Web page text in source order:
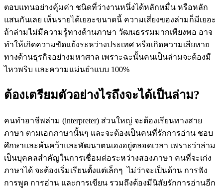
ตอบแทนอย่างคุ้มค่า ชนิดที่ว่างานหนึ่งได้หลักหมื่น หรือหลัก
แสนกันเลย เห็นรายได้เยอะขนาดนี้ ความเสี่ยงของล่ามก็มีเยอะ
ถ้าล่ามไม่มีความรู้ทางด้านภาษา วัฒนธรรมมากเพียงพอ อาจ
ทำให้เกิดความขัดแย้งระหว่างประเทศ หรือเกิดความเสียหาย
ทางด้านธุรกิจอย่างมหาศาล เพราะฉะนั้นคนเป็นล่ามจะต้องมี
ไหวพริบ และความแม่นยำแบบ 100%
ต้องเตรียมตัวอย่างไรถึงจะได้เป็นล่าม?
คนทำอาชีพล่าม (interpreter) ส่วนใหญ่ จะต้องเรียนทางสาย
ภาษา ตามเอกภาษานั้นๆ และจะต้องเป็นคนที่รักการอ่าน ชอบ
ศึกษาและค้นคว้าและพัฒนาตนเองอยู่ตลอดเวลา เพราะว่าล่าม
เป็นบุคคลสำคัญในการเชื่อมต่อระหว่างสองภาษา คนที่จะเก่ง
ภาษาได้ จะต้องเริ่มเรียนตั้งแต่เล็กๆ ไม่ว่าจะเป็นด้าน การฟัง
การพูด การอ่าน และการเขียน รวมถึงต้องมีนิสัยรักการอ่านอีก